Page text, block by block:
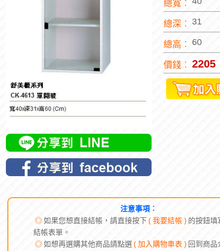
總寬︰
總深︰ 31
總高︰ 60
價錢︰ 2205
注意事項︰
◎如果您想直接結帳，請直接按下 ( 我要結帳 ) 的按鈕填
結帳表單。
◎如想再選購其他商品請點選 ( 加入購物車表 ) 回到商品